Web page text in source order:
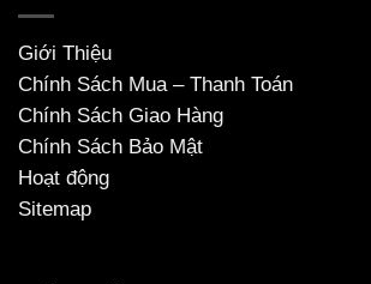
Giới Thiệu
Chính Sách Mua – Thanh Toán
Chính Sách Giao Hàng
Chính Sách Bảo Mật
Hoạt động
Sitemap